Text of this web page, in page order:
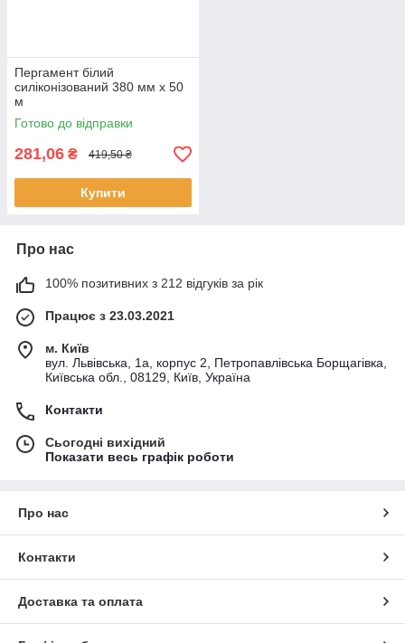
Пергамент білий
силіконізований 380 мм х 50
м
Готово до відправки
281,06 ₴ 419,50 ₴
Купити
Про нас
100% позитивних з 212 відгуків за рік
Працює з 23.03.2021
м. Київ
вул. Львівська, 1а, корпус 2, Петропавлівська Борщагівка,
Київська обл., 08129, Київ, Україна
Контакти
Сьогодні вихідний
Показати весь графік роботи
Про нас
Контакти
Доставка та оплата